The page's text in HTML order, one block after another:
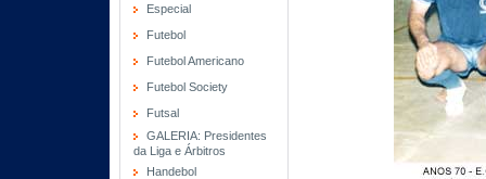
Especial
Futebol
Futebol Americano
Futebol Society
Futsal
GALERIA: Presidentes
da Liga e Árbitros
Handebol